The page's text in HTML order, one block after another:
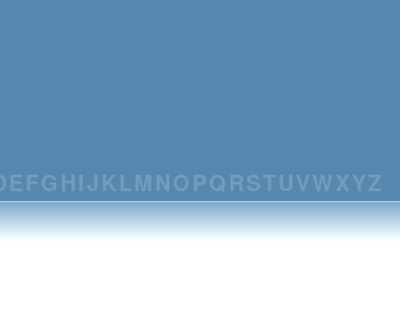
EFG HIJ KLM NO PQRSTUVWXYZ